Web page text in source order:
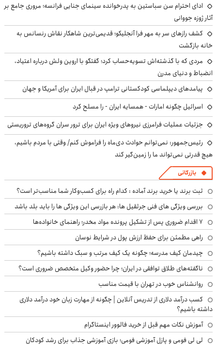
ادای احترام سن سباستین به پدرخوانده سینمای جنایی فرانسه؛ مروری جامع بر
آثار ژوزه جووانی
کشف رازهای سر به مهر فرا آنجلیکو؛ قدیمی‌ترین شاهکار نقاش رنسانس به
خانه بازگشت
مردی که با گذشته‌اش تسویه‌حساب کرد؛ گفتگو با اروین ولش درباره اعتیاد،
انضباط و دنیای مدرن
پیامدهای دیپلماسی کودکستانی ترامپ در قبال ایران برای آمریکا و جهان
اسرائیل چگونه امارات - همسایه ایران - را مسلح کرد
جزئیات عملیات فرامرزی نیروهای ویژه ایران برای ترور سران گروه‌های تروریستی
رئیس‌جمهور: نمی‌توانم حوادث دی‌ماه را فراموش کنم/ وقتی با مردم باشیم،
هیچ قدرتی نمی‌تواند ما را زمین‌گیر کند
بازرگانی
ثبت برند یا خرید برند آماده : کدام راه برای کسب‌وکار شما مناسب‌تر است؟
بررسی ویژگی های فنی جرثقیل ها: هر بازرسی این ویژگی ها را باید بلد باشد
۷ اقدام ضروری پس از تشکیل پرونده مواد مخدر؛ راهنمای خانواده‌ها
راهی مطمئن برای حفظ ارزش پول در شرایط نوسان
چیدمان کیف مدرسه؛ چگونه یک کیف مرتب و سبک داشته باشیم؟
ناگفته‌های طلاق توافقی در ایران؛ چرا حضور وکیل متخصص ضروری است؟
روانشناس خوب در تهران با قیمت مناسب
کسب درآمد دلاری از تدریس آنلاین | چگونه از مهارت زبان خود درآمد دلاری
داشته باشیم؟
آموزش نکات مهم قبل از خرید فالوور اینستاگرام
لی لی فومی و پازل آموزشی فومی؛ بازی آموزشی جذاب برای رشد کودکان